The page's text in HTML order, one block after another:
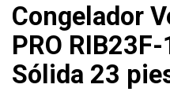
Congelador
PRO
Sólida 23